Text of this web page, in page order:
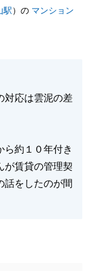
させていただき
と幸いです。
ます。
駅）の マンション
対応は雲泥の差
ら約１０年付き
が賃貸の管理契
話をしたのが間